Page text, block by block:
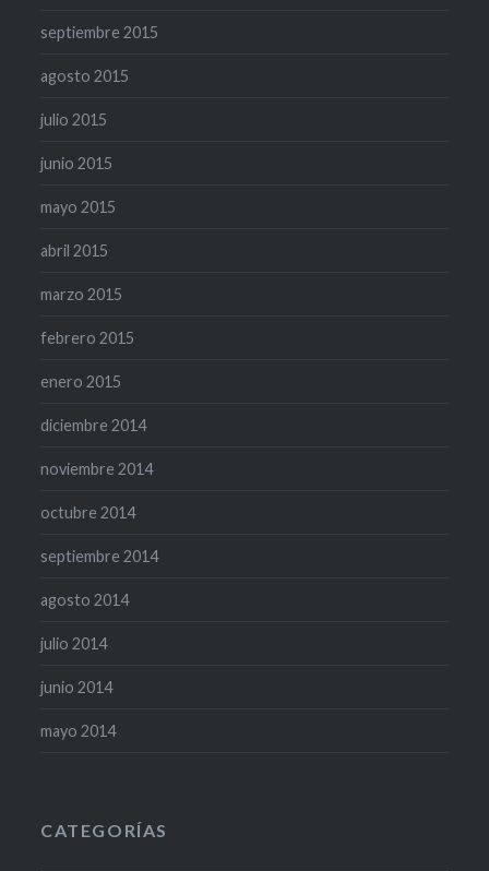
septiembre 2015
agosto 2015
julio 2015
junio 2015
mayo 2015
abril 2015
marzo 2015
febrero 2015
enero 2015
diciembre 2014
noviembre 2014
octubre 2014
septiembre 2014
agosto 2014
julio 2014
junio 2014
mayo 2014
CATEGORÍAS